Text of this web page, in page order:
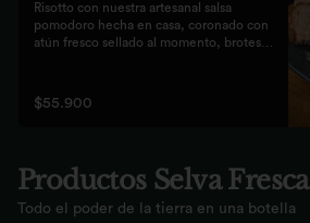
Risotto con nuestra artesanal salsa
pomodoro hecha en casa, coronado con
atún fresco sellado al momento, brotes
grill.
$55.900
Productos Selva Fresca
Todo el poder de la tierra en una botella